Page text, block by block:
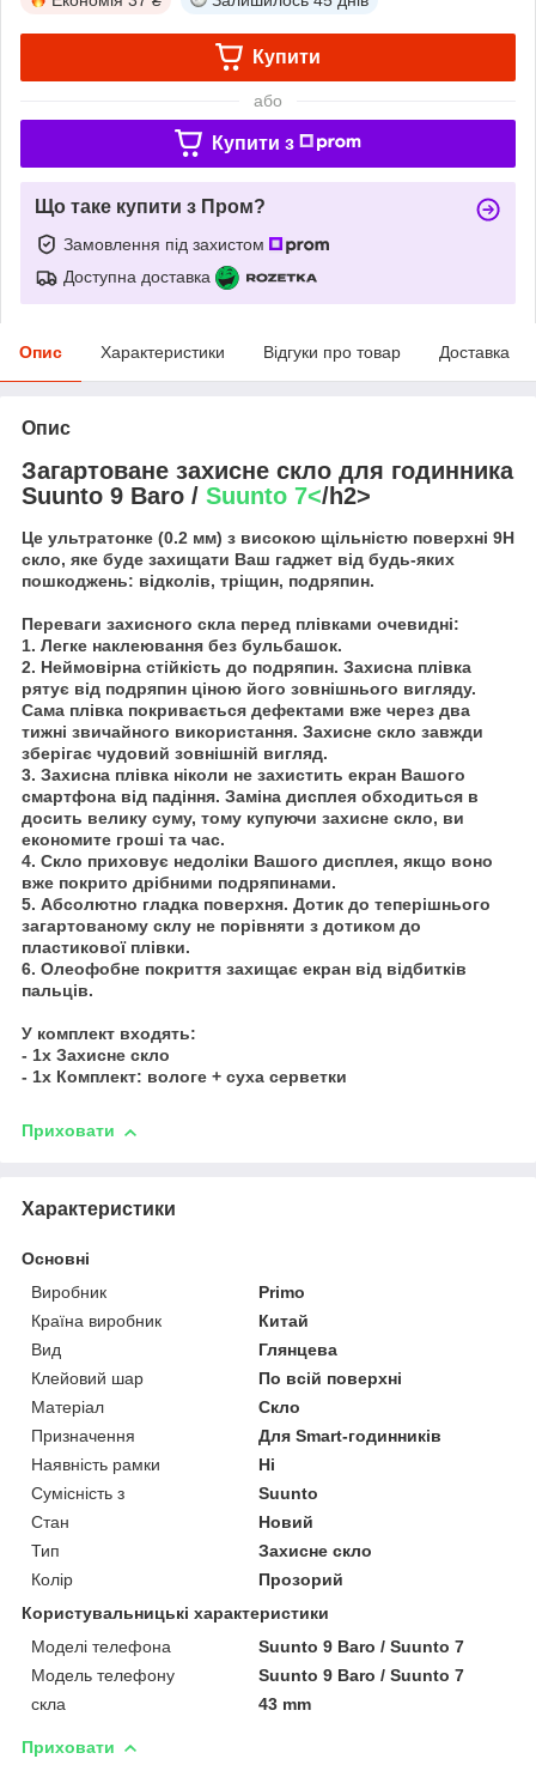
Купити
або
Купити з
Що таке купити з Пром?
Замовлення під захистом
Доступна доставка
Опис Характеристики Відгуки про товар Доставка
Опис
Загартоване захисне скло для годинника
Suunto 9 Baro / Suunto 7</h2>
Це ультратонке (0.2 мм) з високою щільністю поверхні 9Н
скло, яке буде захищати Ваш гаджет від будь-яких
пошкоджень: відколів, тріщин, подряпин.
Переваги захисного скла перед плівками очевидні:
1. Легке наклеювання без бульбашок.
2. Неймовірна стійкість до подряпин. Захисна плівка
рятує від подряпин ціною його зовнішнього вигляду.
Сама плівка покривається дефектами вже через два
тижні звичайного використання. Захисне скло завжди
зберігає чудовий зовнішній вигляд.
3. Захисна плівка ніколи не захистить екран Вашого
смартфона від падіння. Заміна дисплея обходиться в
досить велику суму, тому купуючи захисне скло, ви
економите гроші та час.
4. Скло приховує недоліки Вашого дисплея, якщо воно
вже покрито дрібними подряпинами.
5. Абсолютно гладка поверхня. Дотик до теперішнього
загартованому склу не порівняти з дотиком до
пластикової плівки.
6. Олеофобне покриття захищає екран від відбитків
пальців.
У комплект входять:
- 1х Захисне скло
- 1х Комплект: вологе + суха серветки
Приховати
Характеристики
Основні
Виробник
Primo
Країна виробник
Китай
Вид
Глянцева
Клейовий шар
По всій поверхні
Матеріал
Скло
Призначення
Для Smart-годинників
Наявність рамки
Ні
Сумісність з
Suunto
Стан
Новий
Тип
Захисне скло
Колір
Прозорий
Користувальницькі характеристики
Моделі телефона
Suunto 9 Baro / Suunto 7
Модель телефону
Suunto 9 Baro / Suunto 7
скла
43 mm
Приховати